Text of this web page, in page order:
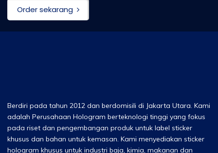
Order sekarang
Berdiri pada tahun 2012 dan berdomisili di Jakarta Utara. Kami
adalah Perusahaan Hologram berteknologi tinggi yang fokus
pada riset dan pengembangan produk untuk label sticker
khusus dan bahan untuk kemasan. Kami menyediakan sticker
hologram khusus untuk industri baja, kimia, makanan dan